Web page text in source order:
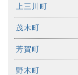
上三川町
茂木町
芳賀町
野木町